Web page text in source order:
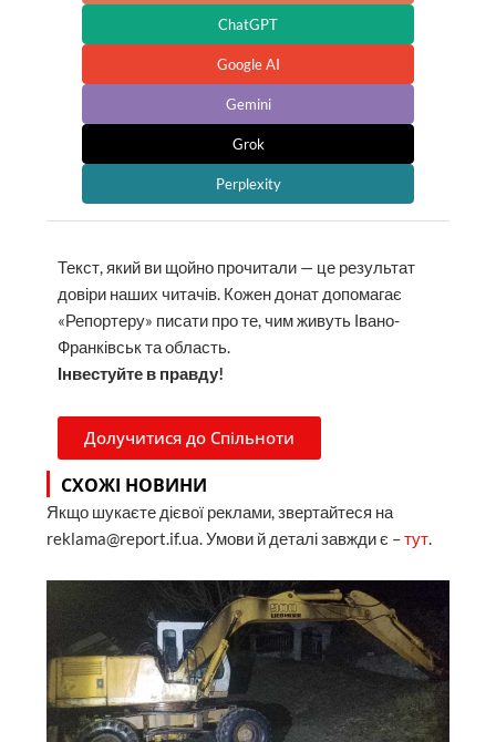
ChatGPT
Google AI
Gemini
Grok
Perplexity
Текст, який ви щойно прочитали — це результат
довіри наших читачів. Кожен донат допомагає
«Репортеру» писати про те, чим живуть Івано-
Франківськ та область.
Інвестуйте в правду!
Долучитися до Спільноти
СХОЖІ НОВИНИ
Якщо шукаєте дієвої реклами, звертайтеся на
reklama@report.if.ua. Умови й деталі завжди є –тут.